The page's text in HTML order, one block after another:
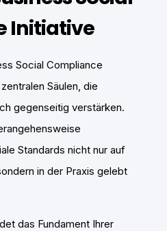
Initiative
Social Compliance
Säulen, die
gegenseitig verstärken.
Standards nicht nur auf
in der Praxis gelebt
das Fundament Ihrer